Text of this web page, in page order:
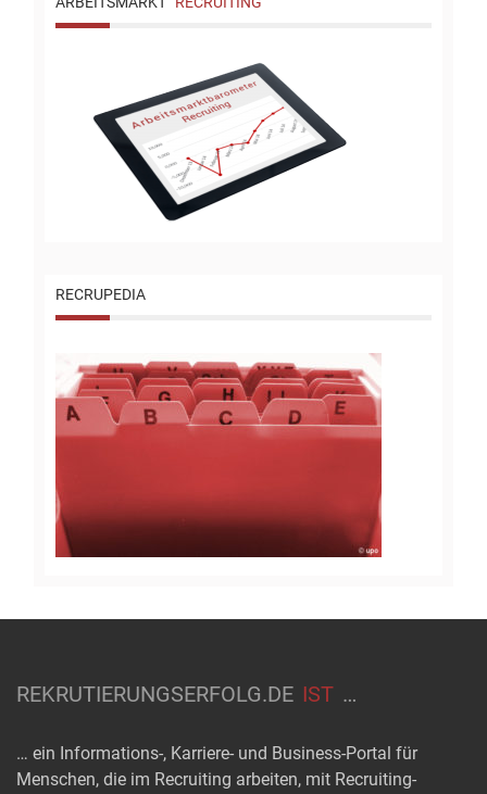
RECRUPEDIA
REKRUTIERUNGSERFOLG.DE IST …
… ein Informations-, Karriere- und Business-Portal für
Menschen, die im Recruiting arbeiten, mit Recruiting-